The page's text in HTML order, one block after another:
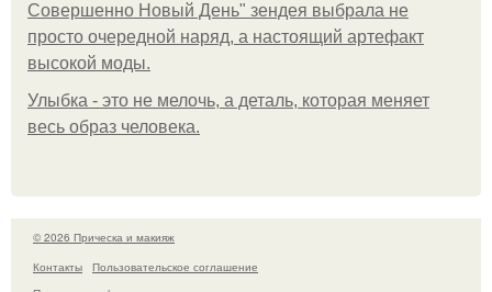
Совершенно Новый День" зендея выбрала не
просто очередной наряд, а настоящий артефакт
высокой моды.
Улыбка - это не мелочь, а деталь, которая меняет
весь образ человека.
© 2026 Прическа и макияж
Контакты
Пользовательское соглашение